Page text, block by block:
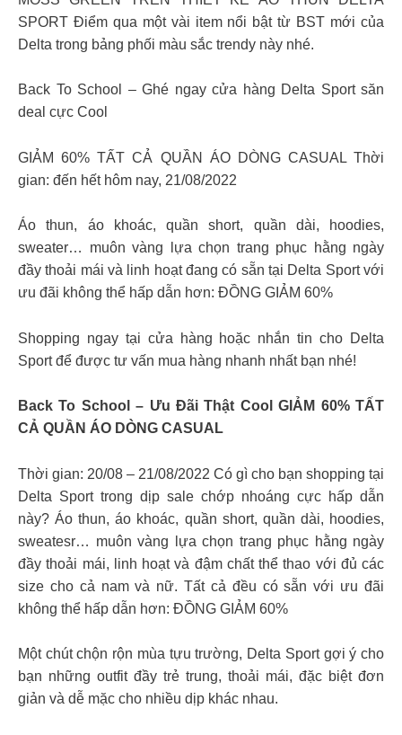
SPORT Điểm qua một vài item nổi bật từ BST mới của
Delta trong bảng phối màu sắc trendy này nhé.
Back To School – Ghé ngay cửa hàng Delta Sport săn
deal cực Cool
GIẢM 60% TẤT CẢ QUẦN ÁO DÒNG CASUAL Thời
gian: đến hết hôm nay, 21/08/2022
Áo thun, áo khoác, quần short, quần dài, hoodies,
sweater… muôn vàng lựa chọn trang phục hằng ngày
đầy thoải mái và linh hoạt đang có sẵn tại Delta Sport với
ưu đãi không thể hấp dẫn hơn: ĐỒNG GIẢM 60%
Shopping ngay tại cửa hàng hoặc nhắn tin cho Delta
Sport để được tư vấn mua hàng nhanh nhất bạn nhé!
Back To School – Ưu Đãi Thật Cool GIẢM 60% TẤT
CẢ QUẦN ÁO DÒNG CASUAL
Thời gian: 20/08 – 21/08/2022 Có gì cho bạn shopping tại
Delta Sport trong dịp sale chớp nhoáng cực hấp dẫn
này? Áo thun, áo khoác, quần short, quần dài, hoodies,
sweatesr… muôn vàng lựa chọn trang phục hằng ngày
đầy thoải mái, linh hoạt và đậm chất thể thao với đủ các
size cho cả nam và nữ. Tất cả đều có sẵn với ưu đãi
không thể hấp dẫn hơn: ĐỒNG GIẢM 60%
Một chút chộn rộn mùa tựu trường, Delta Sport gợi ý cho
bạn những outfit đầy trẻ trung, thoải mái, đặc biệt đơn
giản và dễ mặc cho nhiều dịp khác nhau.